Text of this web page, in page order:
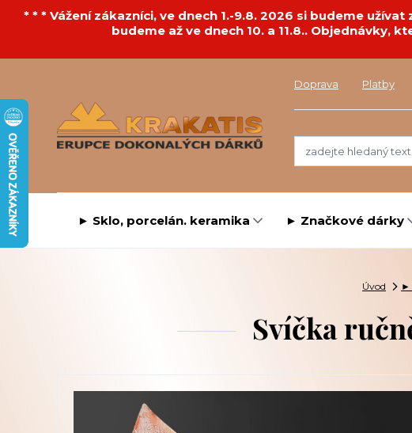
* * * Vážení zákazníci, ve dnech 1.-9.8. 2026 si budeme
budeme až ve dnech 10. a 11.8.. Objednávky,
Doprava Platby
► Sklo, porcelán. keramika ► Značkové dárky
Úvod ►
Svíčka